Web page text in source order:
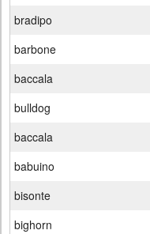
bradipo
barbone
baccala
bulldog
baccala
babuino
bisonte
bighorn